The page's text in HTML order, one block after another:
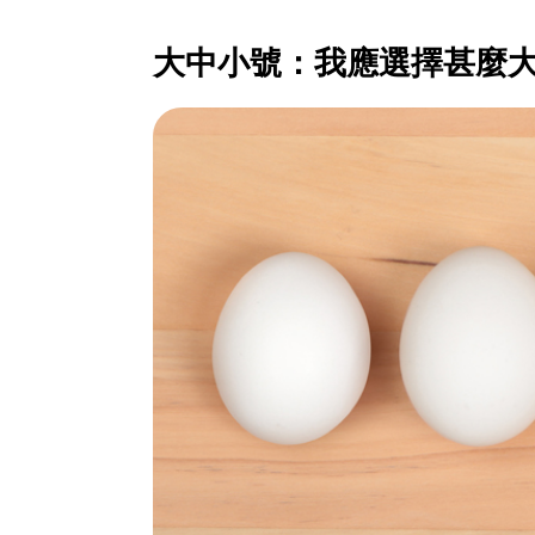
大中小號：我應選擇甚麼